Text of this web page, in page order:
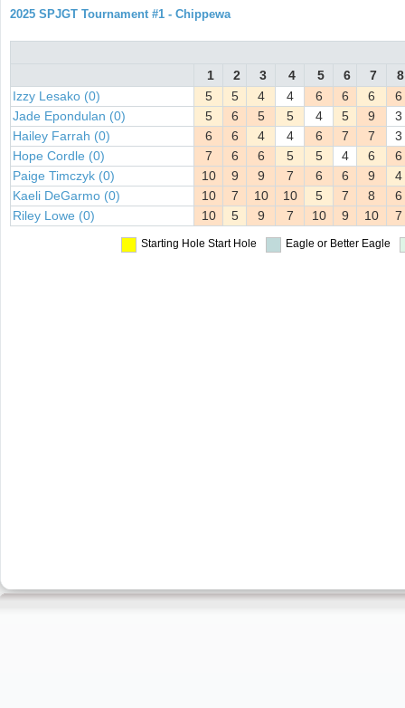
2025 SPJGT Tournament #1 - Chippewa
1 2 3 4 5 6 7
8
Izzy Lesako (0)
5 5 4 4 6 6 6
6
Jade Epondulan (0)
5 6 5 5 4 5 9
3
Hailey Farrah (0)
6 6 4 4 6 7 7
3
Hope Cordle (0)
7 6 6 5 5 4 6
6
Paige Timczyk (0)
10 9 9 7 6 6 9
4
Kaeli DeGarmo (0)
10 7 10 10 5 7 8
6
Riley Lowe (0)
10 5 9 7 10 9 10 7
Starting Hole Start Hole Eagle or Better Eagle